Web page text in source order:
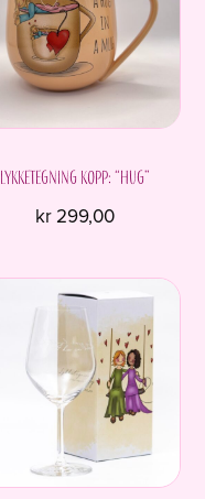
Lykketegning kopp: “Hug”
kr299,00